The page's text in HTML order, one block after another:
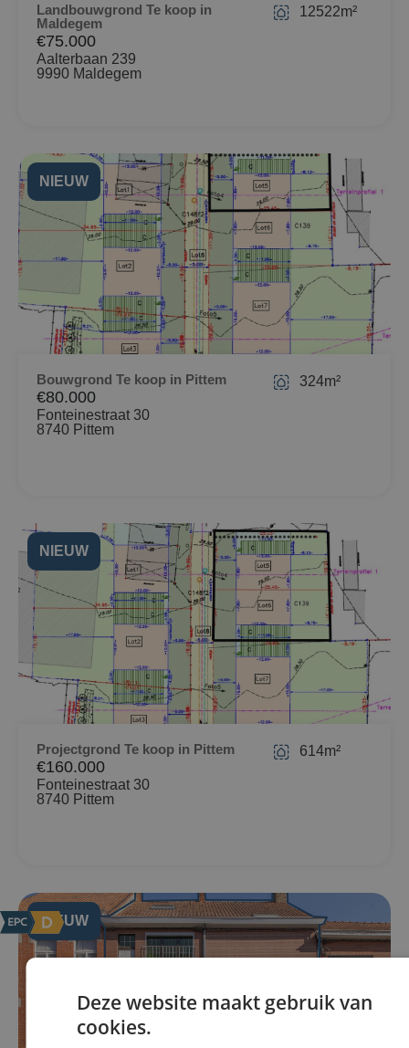
Landbouwgrond Te koop in
Maldegem
€75.000
Aalterbaan 239
9990 Maldegem
12522m²
NIEUW
Bouwgrond Te koop in Pittem
€80.000
Fonteinestraat 30
8740 Pittem
324m²
NIEUW
Projectgrond Te koop in Pittem
€160.000
Fonteinestraat 30
8740 Pittem
614m²
NIEUW
Deze website maakt gebruik van
cookies.